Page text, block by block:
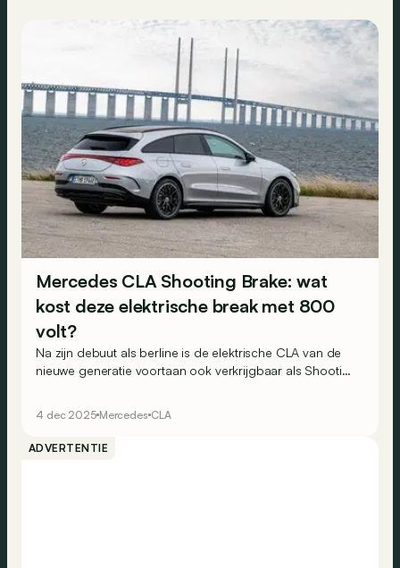
Mercedes CLA Shooting Brake: wat
kost deze elektrische break met 800
volt?
Na zijn debuut als berline is de elektrische CLA van de
nieuwe generatie voortaan ook verkrijgbaar als Shooting
4MATIC Shooting Brake. Wat zijn de prijzen?
4 dec 2025 Mercedes CLA
ADVERTENTIE